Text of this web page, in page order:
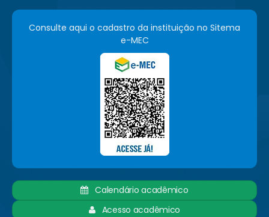
Consulte aqui o cadastro da instituição no Sitema
e-MEC
Calendário acadêmico
Acesso acadêmico